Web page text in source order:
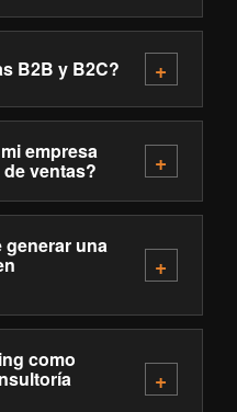
B2B y B2C?
empresa
ventas?
generar una
como